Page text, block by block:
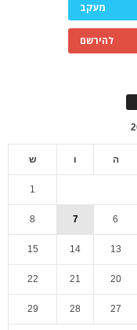
מעקב
להירשם
ה ו ש
1
6
7
8
13
14
15
20
21
22
27
28
29